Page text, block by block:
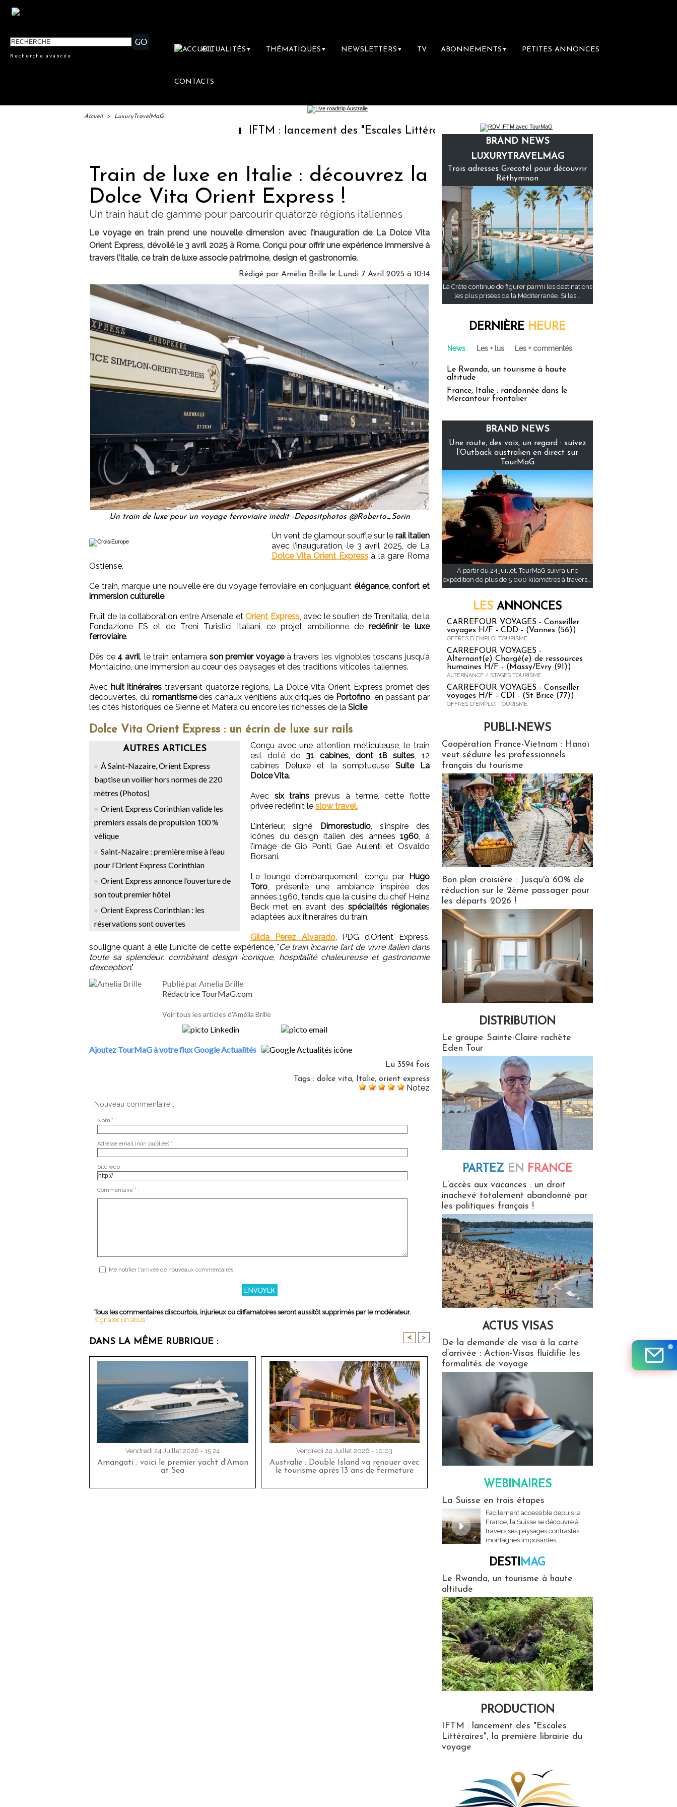
Recherche avancée
ACTUALITÉS ▼ THÉMATIQUES ▼ NEWSLETTERS ▼ TV ABONNEMENTS ▼ PETITES ANNONCES
CONTACTS
Accueil > LuxuryTravelMaG
IFTM : lancement des "Escales Littéraires", la première librairie du voyage
Train de luxe en Italie : découvrez la
Dolce Vita Orient Express !
Un train haut de gamme pour parcourir quatorze régions italiennes
Le voyage en train prend une nouvelle dimension avec l’inauguration de La Dolce Vita
Orient Express, dévoilé le 3 avril 2025 à Rome. Conçu pour offrir une expérience immersive à
travers l’Italie, ce train de luxe associe patrimoine, design et gastronomie.
Rédigé par Amélia Brille le Lundi 7 Avril 2025 à 10:14
Un train de luxe pour un voyage ferroviaire inédit -Depositphotos @Roberto_Sorin
Un vent de glamour souffle sur le rail italien
avec l’inauguration, le 3 avril 2025, de La
Dolce Vita Orient Expressà la gare Roma
Ostiense.
Ce train, marque une nouvelle ère du voyage ferroviaire en conjuguantélégance, confort et
immersion culturelle.
Fruit de la collaboration entre Arsenale etOrient Express, avec le soutien de Trenitalia, de la
Fondazione FS et de Treni Turistici Italiani, ce projet ambitionne de redéfinir le luxe
ferroviaire.
Dès ce 4 avril, le train entamera son premier voyageà travers les vignobles toscans jusqu’à
Montalcino, une immersion au cœur des paysages et des traditions viticoles italiennes.
Avec huit itinéraires traversant quatorze régions, La Dolce Vita Orient Express promet des
découvertes, du romantismedes canaux vénitiens aux criques de Portofino, en passant par
les cités historiques de Sienne et Matera ou encore les richesses de la Sicile.
Dolce Vita Orient Express : un écrin de luxe sur rails
AUTRES ARTICLES
À Saint-Nazaire, Orient Express
baptise un voilier hors normes de 220
mètres (Photos)
Orient Express Corinthian valide les
premiers essais de propulsion 100 %
vélique
Saint-Nazaire : première mise à l’eau
pour l’Orient Express Corinthian
Orient Express annonce l’ouverture de
son tout premier hôtel
Orient Express Corinthian : les
réservations sont ouvertes
Conçu avec une attention méticuleuse, le train
est doté de 31 cabines, dont 18 suites, 12
cabines Deluxe et la somptueuseSuite La
Dolce Vita.
Avec six trains prévus à terme, cette flotte
privée redéfinit le slow travel.
L’intérieur, signé Dimorestudio, s’inspire des
icônes du design italien des années1960 , à
l’image de Gio Ponti, Gae Aulenti et Osvaldo
Borsani.
Le lounge d’embarquement, conçu par Hugo
Toro , présente une ambiance inspirée des
années 1960, tandis que la cuisine du chef Heinz
Beck met en avant des spécialités régionales
adaptées aux itinéraires du train.
Gilda Perez Alvarado, PDG d’Orient Express,
souligne quant à elle l’unicité de cette expérience, "Ce train incarne l’art de vivre italien dans
toute sa splendeur, combinant design iconique, hospitalité chaleureuse et gastronomie
d’exception."
Publié par Amelia Brille
Rédactrice TourMaG.com
Voir tous les articles d'Amélia Brille
Ajoutez TourMaG à votre flux Google Actualités
Lu 3594 fois
Tags : dolce vita, Italie, orient express
Notez
Nouveau commentaire :
Nom * :
Adresse email (non publiée) * :
Site web :
Commentaire * :
Me notifier l'arrivée de nouveaux commentaires
Tous les commentaires discourtois, injurieux ou diffamatoires seront aussitôt supprimés par le modérateur.
Signaler un abus
DANS LA MÊME RUBRIQUE : < >
Vendredi 24 Juillet 2026 - 15:24
Amangati : voici le premier yacht d'Aman
at Sea
Vendredi 24 Juillet 2026 - 10:03
Australie : Double Island va renouer avec
le tourisme après 13 ans de fermeture
BRAND NEWS
LUXURYTRAVELMAG
Trois adresses Grecotel pour découvrir
Réthymnon
La Crète continue de figurer parmi les destinations
les plus prisées de la Méditerranée. Si les...
DERNIÈRE HEURE
News Les + lus Les + commentés
Le Rwanda, un tourisme à haute
altitude
France, Italie : randonnée dans le
Mercantour frontalier
BRAND NEWS
Une route, des voix, un regard : suivez
l’Outback australien en direct sur
TourMaG
À partir du 24 juillet, TourMaG suivra une
expédition de plus de 5 000 kilomètres à travers...
LES ANNONCES
CARREFOUR VOYAGES - Conseiller
voyages H/F - CDD - (Vannes (56))
OFFRES D'EMPLOI TOURISME
CARREFOUR VOYAGES -
Alternant(e) Chargé(e) de ressources
humaines H/F - (Massy/Evry (91))
ALTERNANCE / STAGES TOURISME
CARREFOUR VOYAGES - Conseiller
voyages H/F - CDI - (St Brice (77))
OFFRES D'EMPLOI TOURISME
PUBLI-NEWS
Coopération France-Vietnam : Hanoï
veut séduire les professionnels
français du tourisme
Bon plan croisière : Jusqu'à 60% de
réduction sur le 2ème passager pour
les départs 2026 !
DISTRIBUTION
Le groupe Sainte-Claire rachète
Eden Tour
PARTEZ EN FRANCE
L’accès aux vacances : un droit
inachevé totalement abandonné par
les politiques français !
ACTUS VISAS
De la demande de visa à la carte
d’arrivée : Action-Visas fluidifie les
formalités de voyage
WEBINAIRES
La Suisse en trois étapes
Facilement accessible depuis la
France, la Suisse se découvre à
travers ses paysages contrastés,
montagnes imposantes,...
DESTIMAG
Le Rwanda, un tourisme à haute
altitude
PRODUCTION
IFTM : lancement des "Escales
Littéraires", la première librairie du
voyage